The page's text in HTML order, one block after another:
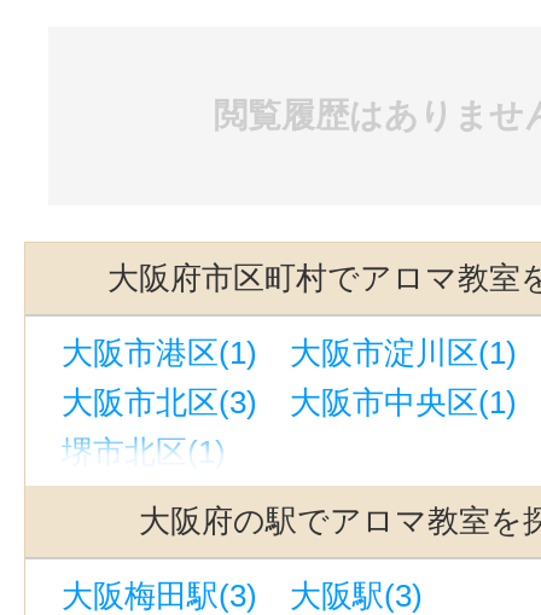
閲覧履歴はありませ
大阪府市区町村でアロマ教室
大阪市港区(1)
大阪市淀川区(1)
大阪市北区(3)
大阪市中央区(1)
堺市北区(1)
大阪府の駅でアロマ教室を
大阪梅田駅(3)
大阪駅(3)